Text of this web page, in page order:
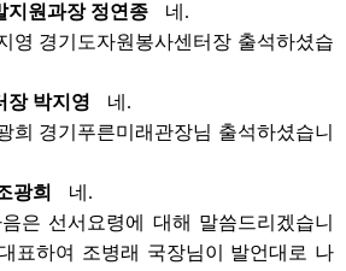
지원과장 정연종
네.
영 경기도자원봉사센터장 출석하셨습
장 박지영
네.
희 경기푸른미래관장님 출석하셨습니
광희
네.
음은 선서요령에 대해 말씀드리겠습니
표하여 조병래 국장님이 발언대로 나